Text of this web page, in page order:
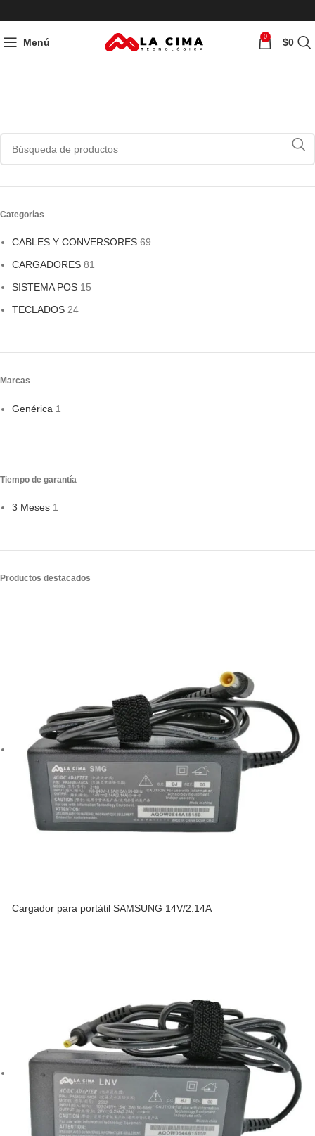
Menú 0 $0
Categorías
CABLES Y CONVERSORES 69
CARGADORES 81
SISTEMA POS 15
TECLADOS 24
Marcas
Genérica 1
Tiempo de garantía
3 Meses 1
Productos destacados
Cargador para portátil SAMSUNG 14V/2.14A